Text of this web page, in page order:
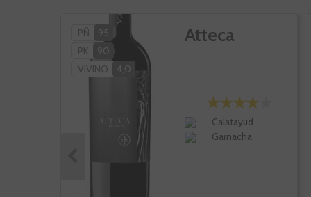
PÑ
95
PK
90
VIVINO
4,0
Atteca
Calatayud
Garnacha